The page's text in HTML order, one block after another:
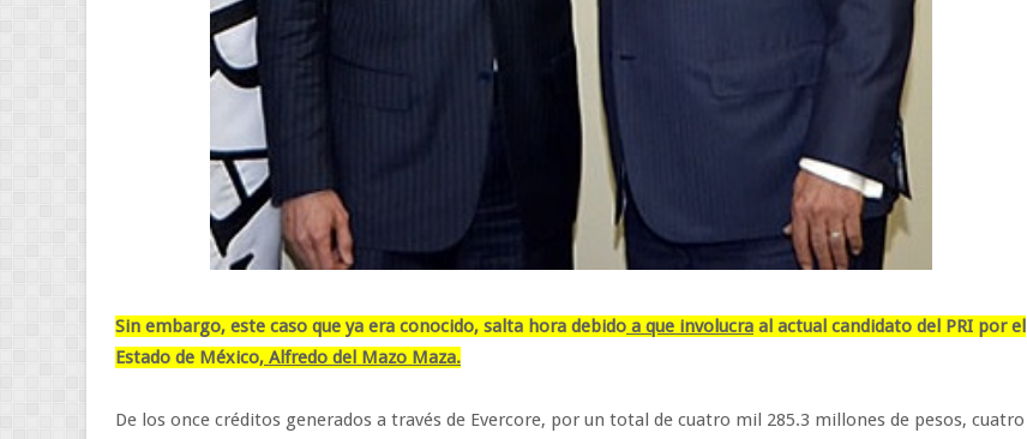
Sin embargo, este caso que ya era conocido, salta hora debido a que involucra al actual candidato del PRI por el
Estado de México, Alfredo del Mazo Maza.
De los once créditos generados a través de Evercore, por un total de cuatro mil 285.3 millones de pesos, cuatro